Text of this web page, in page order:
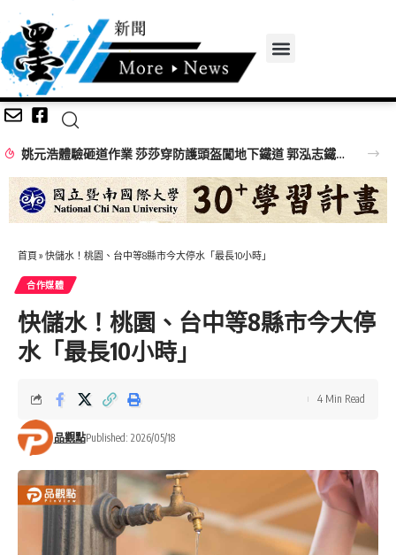
姚元浩體驗砸道作業 莎莎穿防護頭盔闖地下鐵道 郭泓志鐵道員帥氣登場
首頁 » 快儲水！桃園、台中等8縣市今大停水「最長10小時」
合作媒體
快儲水！桃園、台中等8縣市今大停
水「最長10小時」
品觀點Published: 2026/05/18
4 Min Read